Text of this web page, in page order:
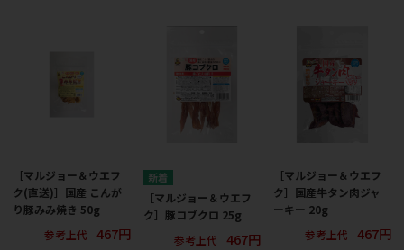
［マルジョー＆ウエフ
ク(直送)］国産 こんが
り豚みみ焼き 50g
参考上代
467円
［マルジョー＆ウエフ
ク］豚コブクロ 25g
参考上代
467円
［マルジョー＆ウエフ
ク］国産牛タン肉ジャ
ーキー 20g
参考上代
467円